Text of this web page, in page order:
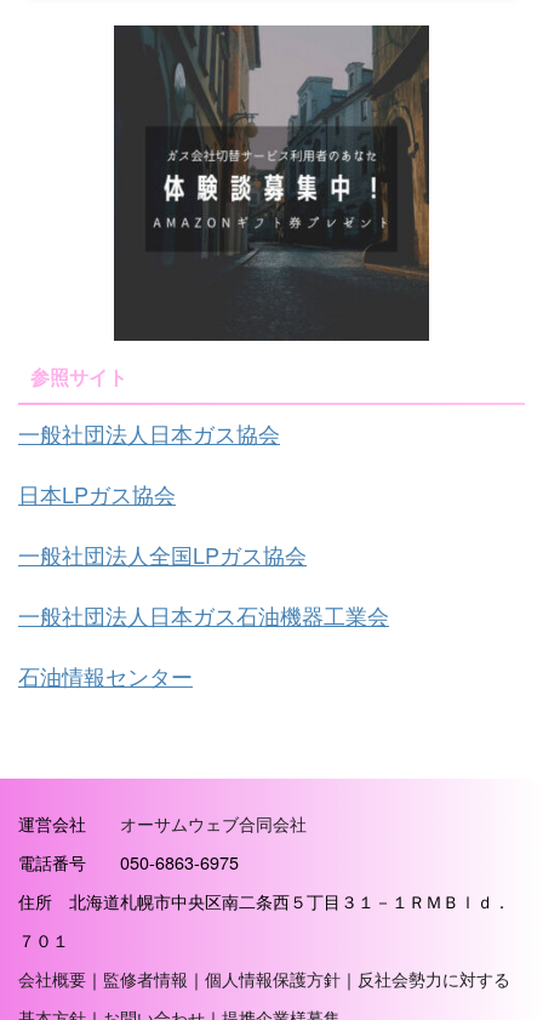
参照サイト
一般社団法人日本ガス協会
日本LPガス協会
一般社団法人全国LPガス協会
一般社団法人日本ガス石油機器工業会
石油情報センター
運営会社 オーサムウェブ合同会社
電話番号 050-6863-6975
住所 北海道札幌市中央区南二条西５丁目３１－１ＲＭＢｌｄ．
７０１
会社概要 ｜ 監修者情報 ｜ 個人情報保護方針 ｜ 反社会勢力に対する